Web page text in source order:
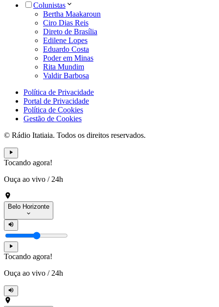
Colunistas
Bertha Maakaroun
Ciro Dias Reis
Direto de Brasília
Edilene Lopes
Eduardo Costa
Poder em Minas
Rita Mundim
Valdir Barbosa
Política de Privacidade
Portal de Privacidade
Política de Cookies
Gestão de Cookies
© Rádio Itatiaia. Todos os direitos reservados.
Tocando agora!
Ouça ao vivo / 24h
Belo Horizonte
Tocando agora!
Ouça ao vivo / 24h